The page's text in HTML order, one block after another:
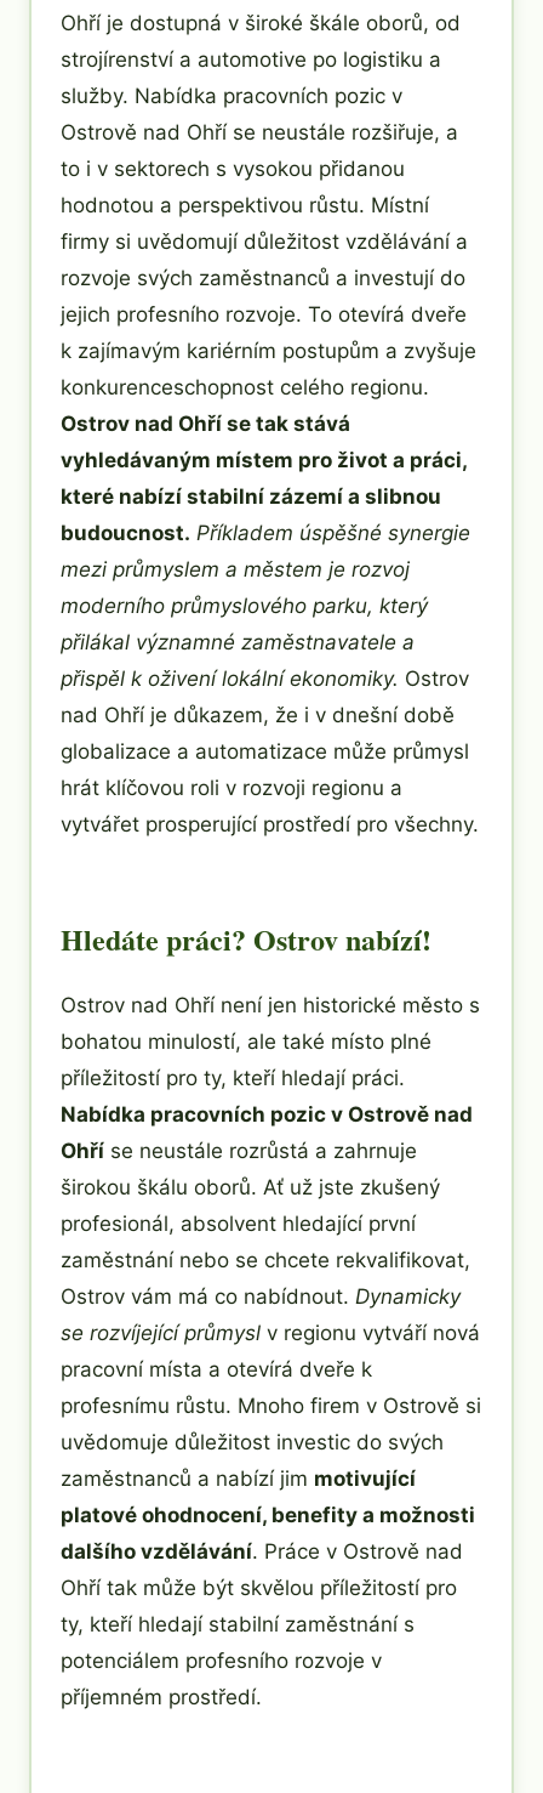
Ohří je dostupná v široké škále oborů, od
strojírenství a automotive po logistiku a
služby. Nabídka pracovních pozic v
Ostrově nad Ohří se neustále rozšiřuje, a
to i v sektorech s vysokou přidanou
hodnotou a perspektivou růstu. Místní
firmy si uvědomují důležitost vzdělávání a
rozvoje svých zaměstnanců a investují do
jejich profesního rozvoje. To otevírá dveře
k zajímavým kariérním postupům a zvyšuje
konkurenceschopnost celého regionu.
Ostrov nad Ohří se tak stává
vyhledávaným místem pro život a práci,
které nabízí stabilní zázemí a slibnou
budoucnost. Příkladem úspěšné synergie
mezi průmyslem a městem je rozvoj
moderního průmyslového parku, který
přilákal významné zaměstnavatele a
přispěl k oživení lokální ekonomiky. Ostrov
nad Ohří je důkazem, že i v dnešní době
globalizace a automatizace může průmysl
hrát klíčovou roli v rozvoji regionu a
vytvářet prosperující prostředí pro všechny.
Hledáte práci? Ostrov nabízí!
Ostrov nad Ohří není jen historické město s
bohatou minulostí, ale také místo plné
příležitostí pro ty, kteří hledají práci.
Nabídka pracovních pozic v Ostrově nad
Ohří se neustále rozrůstá a zahrnuje
širokou škálu oborů. Ať už jste zkušený
profesionál, absolvent hledající první
zaměstnání nebo se chcete rekvalifikovat,
Ostrov vám má co nabídnout. Dynamicky
se rozvíjející průmysl v regionu vytváří nová
pracovní místa a otevírá dveře k
profesnímu růstu. Mnoho firem v Ostrově si
uvědomuje důležitost investic do svých
zaměstnanců a nabízí jim motivující
platové ohodnocení, benefity a možnosti
dalšího vzdělávání. Práce v Ostrově nad
Ohří tak může být skvělou příležitostí pro
ty, kteří hledají stabilní zaměstnání s
potenciálem profesního rozvoje v
příjemném prostředí.